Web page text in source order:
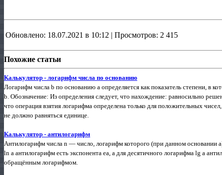
Обновлено: 18.07.2021 в 10:12 | Просмотров: 2 415
Похожие статьи
Калькулятор - логарифм числа по основанию
Логарифм числа b по основанию a определяется как показатель степени, в
b. Обозначение: Из определения следует, что нахождение: равносильно
что операция взятия логарифма определена только для положительных
не должно равняться единице.
Калькулятор - антилогарифм
Антилогарифм числа n — число, логарифм которого (при данном основании
ln a антилогарифм есть экспонента ea, а для десятичного логарифма lg a
обращённым логарифмом.